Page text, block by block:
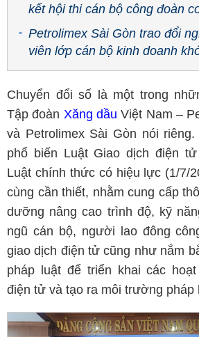
kết hội thi cán bộ công đoàn
Petrolimex Sài Gòn trao đổi
viên lớp cán bộ kinh doanh
Chuyển đổi số là một trong
Tập đoàn Xăng dầu Việt Nam –
và Petrolimex Sài Gòn nói
phổ biến Luật Giao dịch điện
Luật chính thức có hiệu lực (1/7/
cùng cần thiết, nhằm cung cấp
dưỡng nâng cao trình độ, kỹ
ngũ cán bộ, người lao đông
giao dịch điện tử cũng như nắm
pháp luật để triển khai các
điện tử và tạo ra môi trường pháp